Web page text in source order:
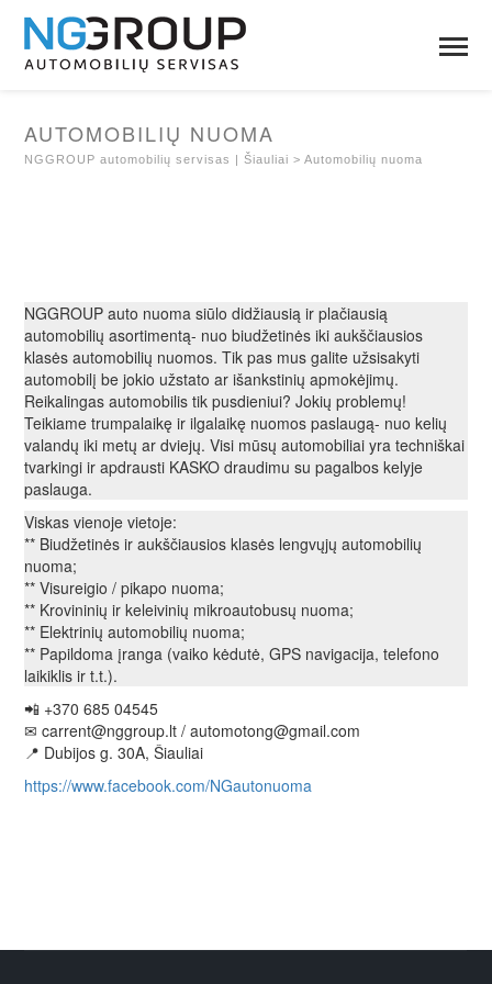
AUTOMOBILIŲ NUOMA
NGGROUP automobilių servisas | Šiauliai >Automobilių nuoma
NGGROUP auto nuoma siūlo didžiausią ir plačiausią
automobilių asortimentą- nuo biudžetinės iki aukščiausios
klasės automobilių nuomos. Tik pas mus galite užsisakyti
automobilį be jokio užstato ar išankstinių apmokėjimų.
Reikalingas automobilis tik pusdieniui? Jokių problemų!
Teikiame trumpalaikę ir ilgalaikę nuomos paslaugą- nuo kelių
valandų iki metų ar dviejų. Visi mūsų automobiliai yra techniškai
tvarkingi ir apdrausti KASKO draudimu su pagalbos kelyje
paslauga.
Viskas vienoje vietoje:
** Biudžetinės ir aukščiausios klasės lengvųjų automobilių
nuoma;
** Visureigio / pikapo nuoma;
** Krovininių ir keleivinių mikroautobusų nuoma;
** Elektrinių automobilių nuoma;
** Papildoma įranga (vaiko kėdutė, GPS navigacija, telefono
laikiklis ir t.t.).
📲 +370 685 04545
✉ carrent@nggroup.lt / automotong@gmail.com
📍 Dubijos g. 30A, Šiauliai
https://www.facebook.com/NGautonuoma